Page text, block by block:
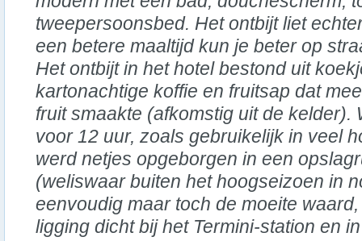
tweepersoonsbed. Het ontbijt liet
een betere maaltijd kun je beter op
Het ontbijt in het hotel bestond uit
kartonachtige koffie en fruitsap dat
fruit smaakte (afkomstig uit de kelder).
voor 12 uur, zoals gebruikelijk in veel
werd netjes opgeborgen in een
(weliswaar buiten het hoogseizoen in
eenvoudig maar toch de moeite
ligging dicht bij het Termini-station en